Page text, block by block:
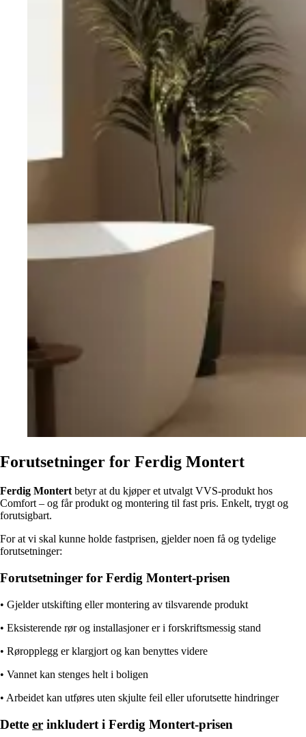
Forutsetninger for Ferdig Montert
Ferdig Montert betyr at du kjøper et utvalgt VVS‑produkt hos
Comfort – og får produkt og montering til fast pris. Enkelt, trygt og
forutsigbart.
For at vi skal kunne holde fastprisen, gjelder noen få og tydelige
forutsetninger:
Forutsetninger for Ferdig Montert-prisen
• Gjelder utskifting eller montering av tilsvarende produkt
• Eksisterende rør og installasjoner er i forskriftsmessig stand
• Røropplegg er klargjort og kan benyttes videre
• Vannet kan stenges helt i boligen
• Arbeidet kan utføres uten skjulte feil eller uforutsette hindringer
Dette er inkludert i Ferdig Montert-prisen